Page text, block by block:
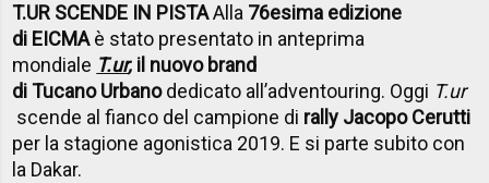
T.UR SCENDE IN PISTAAlla 76esima edizione
di EICMAè stato presentato in anteprima
mondiale T.ur, il nuovo brand
di Tucano Urbanodedicato all’adventouring. Oggi T.ur
scende al fianco del campione di rally Jacopo Cerutti
per la stagione agonistica 2019. E si parte subito con
la Dakar.